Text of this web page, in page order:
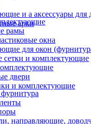
и а аксессуары для
арки
рамы
окна
для окон
сетки и комплектующие
двери
и комплектующие
направляющие,